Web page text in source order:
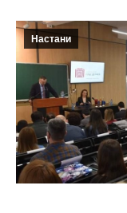
Настани